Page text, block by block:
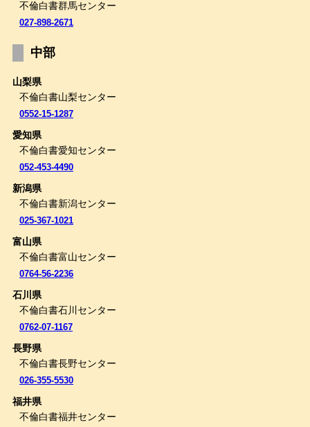
不倫白書群馬センター
027-898-2671
中部
山梨県
不倫白書山梨センター
0552-15-1287
愛知県
不倫白書愛知センター
052-453-4490
新潟県
不倫白書新潟センター
025-367-1021
富山県
不倫白書富山センター
0764-56-2236
石川県
不倫白書石川センター
0762-07-1167
長野県
不倫白書長野センター
026-355-5530
福井県
不倫白書福井センター